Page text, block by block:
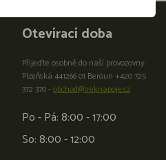
Otevírací doba
Přijeďte osobně do naší provozovny:
Plzeňská 441266 01 Beroun +420 725
372 370 -obchod@treknapoje.cz
Po - Pá: 8:00 - 17:00
So: 8:00 - 12:00